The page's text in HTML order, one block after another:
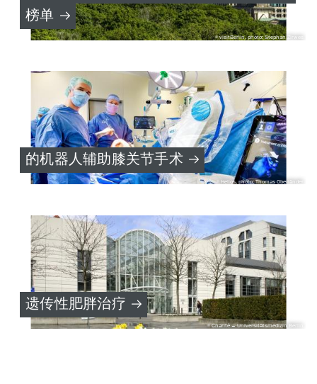
visitBerlin, photo: Stephan Zirwes
榜单
Helios, photo: Thomas Oberländer
的机器人辅助膝关节手术
Charité – Universitätsmedizin Berlin
遗传性肥胖治疗